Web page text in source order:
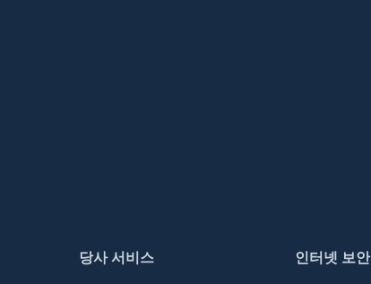
당사 서비스 인터넷 보안